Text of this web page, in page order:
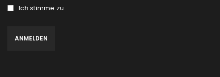
Ich stimme zu